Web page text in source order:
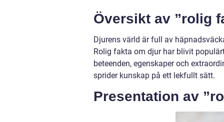
Översikt av ”rolig
Djurens värld är full av
Rolig fakta om djur har blivit
beteenden, egenskaper och
sprider kunskap på ett lekfullt sätt.
Presentation av